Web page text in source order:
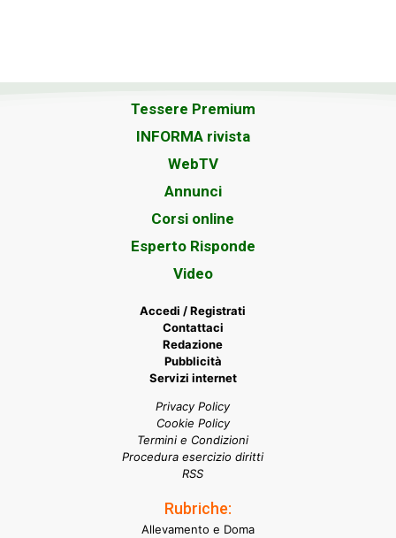
Tessere Premium
INFORMA rivista
WebTV
Annunci
Corsi online
Esperto Risponde
Video
Accedi / Registrati
Contattaci
Redazione
Pubblicità
Servizi internet
Privacy Policy
Cookie Policy
Termini e Condizioni
Procedura esercizio diritti
RSS
Rubriche:
Allevamento e Doma